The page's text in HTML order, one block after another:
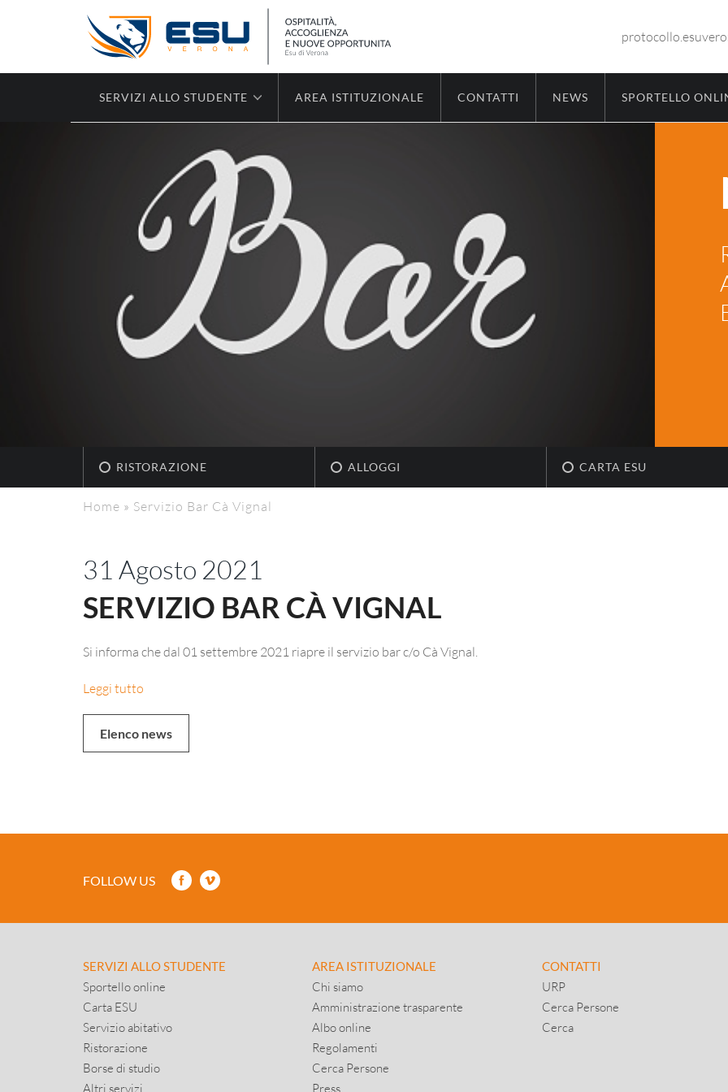
SERVIZI ALLO STUDENTE AREA ISTITUZIONALE CONTATTI NEWS SPORTELLO
RISTORAZIONE ALLOGGI CARTA ESU
Home » Servizio Bar Cà Vignal
31 Agosto 2021
SERVIZIO BAR CÀ VIGNAL
Si informa che dal 01 settembre 2021 riapre il servizio bar c/o Cà Vignal.
Leggi tutto
Elenco news
FOLLOW US
SERVIZI ALLO STUDENTE
Sportello online
Carta ESU
Servizio abitativo
Ristorazione
Borse di studio
Altri servizi
AREA ISTITUZIONALE
Chi siamo
Amministrazione trasparente
Albo online
Regolamenti
Cerca Persone
Press
CONTATTI
URP
Cerca Persone
Cerca